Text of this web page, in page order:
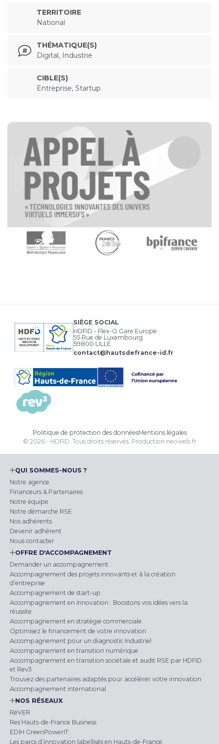
TERRITOIRE
National
THÉMATIQUE(S)
Digital, Industrie
CIBLE(S)
Entreprise, Startup
SIÈGE SOCIAL
HDFID - Flex-O Gare Europe
55 Rue de Luxembourg
59800 LILLE
contact@hautsdefrance-id.fr
Politique de protection des donnéesMentions légales
© 2026 - HDFID. Tous droits réservés. Production neoweb.fr
QUI SOMMES-NOUS ?
Notre agence
Financeurs & Partenaires
Notre équipe
Notre démarche RSE
Nos adhérents
Devenir adhérent
Nous contacter
OFFRE D'ACCOMPAGNEMENT
Demander un accompagnement
Accompagnement des projets innovants et à la création
d’entreprise
Accompagnement de start-up
Accompagnement en innovation : Boostons vos idées vers la
réussite
Accompagnement en stratégie commerciale
Optimisez le financement de votre innovation
Accompagnement pour un diagnostic Industriel
Accompagnement en transition numérique
Accompagnement en transition sociétale et audit RSE par HDFID
et Rev3
Trouvez des partenaires adaptés pour accélérer votre innovation
Accompagnement international
NOS RÉSEAUX
RéVER
Res’Hauts-de-France Business
EDIH GreenPowerIT
Les parcs d’innovation labellisés en Hauts-de-France